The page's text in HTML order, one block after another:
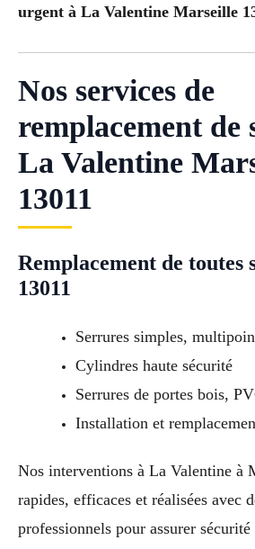
urgent à La Valentine Marseille
Nos services de
remplacement de
La Valentine
13011
Remplacement de toutes
13011
Serrures simples,
Cylindres haute sécurité
Serrures de portes bois,
Installation et
Nos interventions à La Valentine à
rapides, efficaces et réalisées avec
professionnels pour assurer